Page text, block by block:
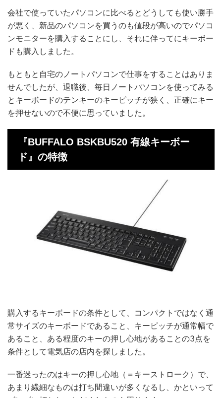
会社で使っていたパソコンに比べるとどうしても使い勝手
が悪く、新品のパソコンを買うのも値段が高いのでパソコ
ンモニターを購入することにし、それに伴ってにキーボー
ドも購入しました。
もともと自宅のノートパソコンで仕事をすることはありま
せんでしたが、退職後、毎日ノートパソコンを使ってみる
とキーボードのテンキーのキーピッチが狭く、正確にキー
を押せないので不便に思っていました。
『BUFFALO BSKBU520 有線キーボー
ド』の特徴
購入するキーボードの条件として、コンパクトではなく通
常サイズのキーボードであること、キーピッチが通常幅で
あること、ある程度のキーの押し心地があることの3点を
条件として電気店の店内を探しました。
一番迷ったのはキーの押し心地（＝キーストローク）で、
あまり繊細なものは打ち間違いが多くなるし、かといって